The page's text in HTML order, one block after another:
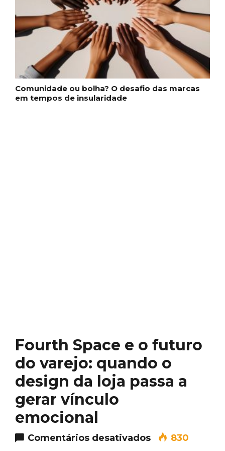
Comunidade ou bolha? O desafio das marcas
em tempos de insularidade
Fourth Space e o futuro
do varejo: quando o
design da loja passa a
gerar vínculo
emocional
Comentários desativadosem Fourth
830